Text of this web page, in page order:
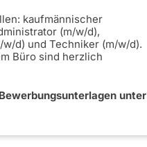
kaufmännischer
(m/w/d),
d) und Techniker (m/w/d).
Büro sind herzlich
unter